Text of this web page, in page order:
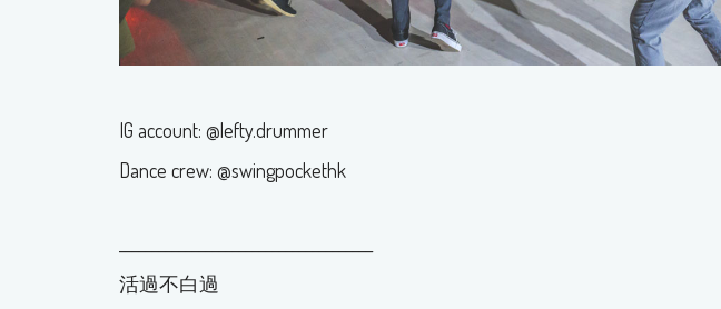
IG account: @lefty.drummer
Dance crew: @swingpockethk
活過不白過